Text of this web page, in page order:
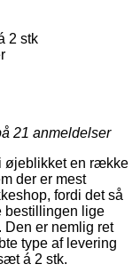
2 stk
21 anmeldelser
øjeblikket en række
der er mest
fordi det så
bestillingen lige
er nemlig ret
type af levering
á 2 stk.